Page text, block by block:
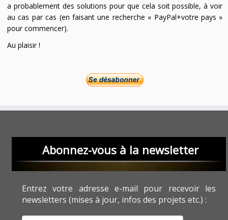
a probablement des solutions pour que cela soit possible, à voir
au cas par cas (en faisant une recherche « PayPal+votre pays »
pour commencer).
Au plaisir !
Abonnez-vous à la newsletter
Entrez votre adresse e-mail pour recevoir les
newsletters (mises à jour, infos des projets etc.) :